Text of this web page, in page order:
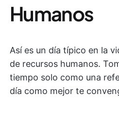
Humanos
Así es un día típico en la
de recursos humanos.
tiempo solo como una
día como mejor te